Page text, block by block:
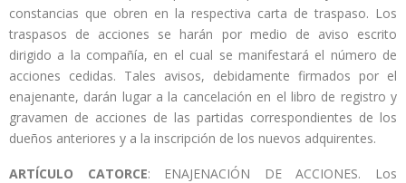
constancias que obren en la respectiva carta de traspaso. Los
traspasos de acciones se harán por medio de aviso escrito
dirigido a la compañía, en el cual se manifestará el número de
acciones cedidas. Tales avisos, debidamente firmados por el
enajenante, darán lugar a la cancelación en el libro de registro y
gravamen de acciones de las partidas correspondientes de los
dueños anteriores y a la inscripción de los nuevos adquirentes.
ARTÍCULO CATORCE: ENAJENACIÓN DE ACCIONES. Los